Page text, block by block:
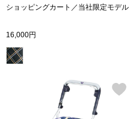
ショッピングカート／当社限定モデル
16,000円